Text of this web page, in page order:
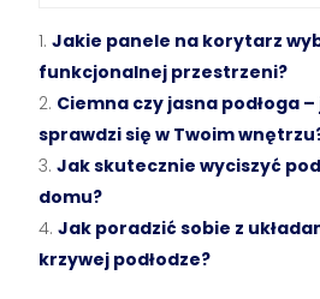
Jakie panele na korytarz
funkcjonalnej przestrzeni?
Ciemna czy jasna podłoga
sprawdzi się w Twoim
Jak skutecznie wyciszyć
domu?
Jak poradzić sobie z
krzywej podłodze?